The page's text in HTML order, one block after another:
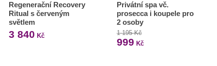
Regenerační Recovery
Ritual s červeným
světlem
3 840 Kč
Privátní spa vč.
prosecca i koupele pro
2 osoby
1 195 Kč
999 Kč